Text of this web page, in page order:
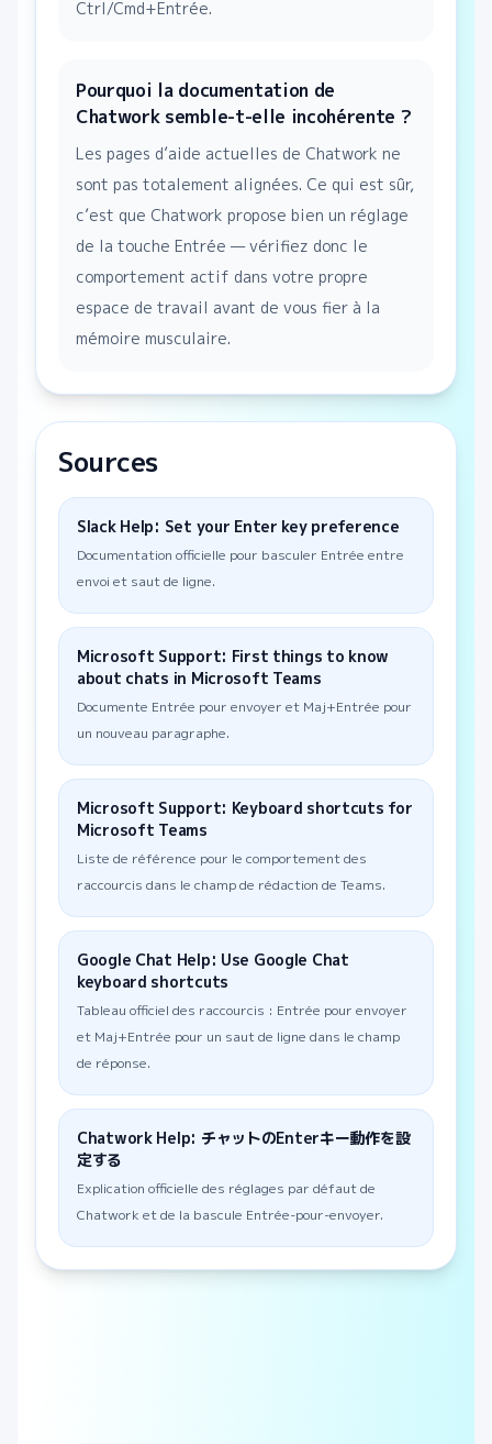
Ctrl/Cmd+Entrée.
Pourquoi la documentation de
Chatwork semble-t-elle incohérente ?
Les pages d’aide actuelles de Chatwork ne
sont pas totalement alignées. Ce qui est sûr,
c’est que Chatwork propose bien un réglage
de la touche Entrée — vérifiez donc le
comportement actif dans votre propre
espace de travail avant de vous fier à la
mémoire musculaire.
Sources
Slack Help: Set your Enter key preference
Documentation officielle pour basculer Entrée entre
envoi et saut de ligne.
Microsoft Support: First things to know
about chats in Microsoft Teams
Documente Entrée pour envoyer et Maj+Entrée pour
un nouveau paragraphe.
Microsoft Support: Keyboard shortcuts for
Microsoft Teams
Liste de référence pour le comportement des
raccourcis dans le champ de rédaction de Teams.
Google Chat Help: Use Google Chat
keyboard shortcuts
Tableau officiel des raccourcis : Entrée pour envoyer
et Maj+Entrée pour un saut de ligne dans le champ
de réponse.
Chatwork Help: チャットのEnterキー動作を設
定する
Explication officielle des réglages par défaut de
Chatwork et de la bascule Entrée-pour-envoyer.